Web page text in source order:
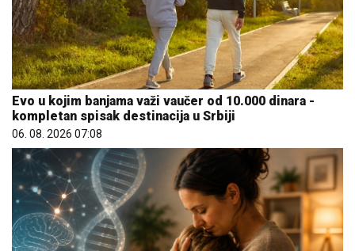
Evo u kojim banjama važi vaučer od 10.000 dinara -
kompletan spisak destinacija u Srbiji
06. 08. 2026 07:08